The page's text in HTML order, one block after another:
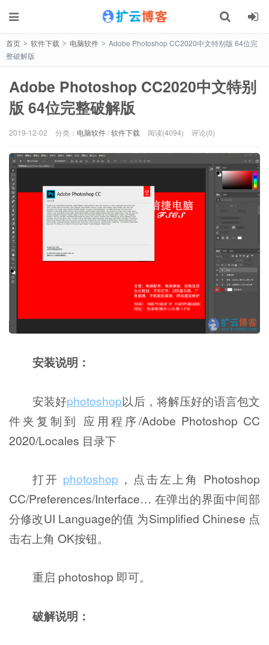
首页 > 软件下载 > 电脑软件 > Adobe Photoshop CC2020中文特别版 64位完
整破解版
Adobe Photoshop CC2020中文特别
版 64位完整破解版
2019-12-02 分类： 电脑软件/软件下载 阅读(4094) 评论(0)
安装说明：
安装好photoshop以后，将解压好的语言包文
件夹复制到 应用程序/Adobe Photoshop CC
2020/Locales 目录下
打开 photoshop ，点击左上角 Photoshop
CC/Preferences/Interface… 在弹出的界面中间部
分修改UI Language的值 为Simplified Chinese 点
击右上角 OK按钮。
重启 photoshop 即可。
破解说明：